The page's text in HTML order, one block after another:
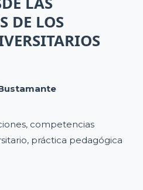
DE LOS
competencias
práctica pedagógica